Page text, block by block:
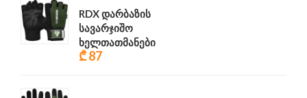
RDX დარბაზის
სავარჯიშო
ხელთათმანები
₾ 87